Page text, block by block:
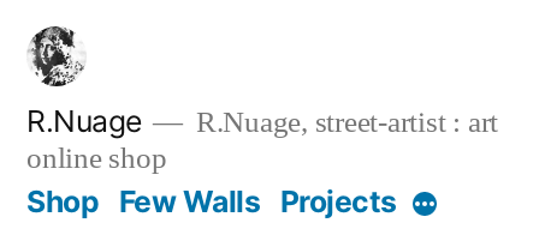
Skip
content
R.Nuage
R.Nuage, street-artist : art
online shop
Shop Few Walls Projects More